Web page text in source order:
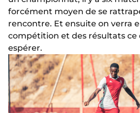
forcément moyen de se
rencontre. Et ensuite on verra
compétition et des résultats ce
espérer.